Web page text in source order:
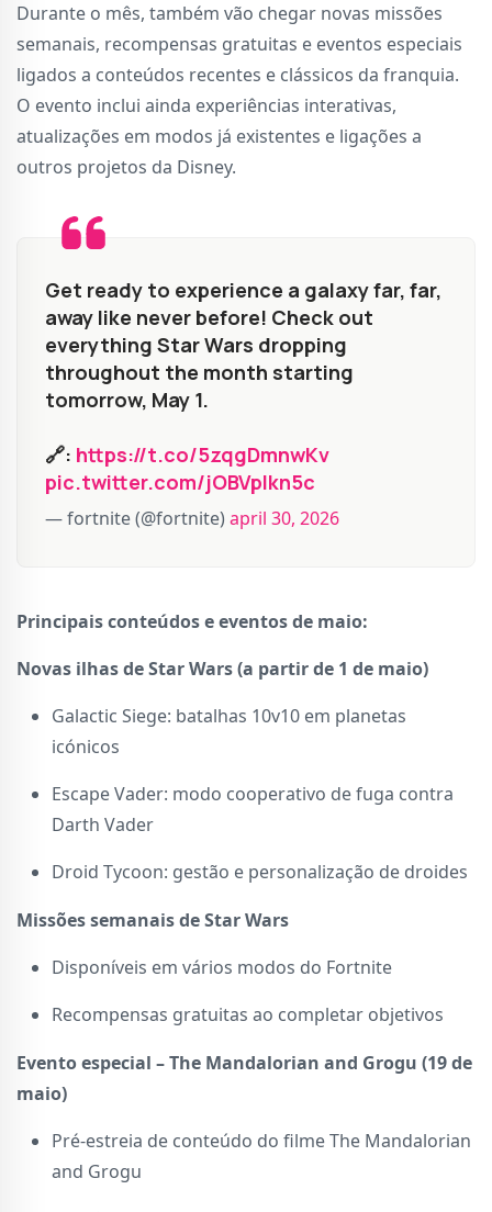
Durante o mês, também vão chegar novas missões
semanais, recompensas gratuitas e eventos especiais
ligados a conteúdos recentes e clássicos da franquia.
O evento inclui ainda experiências interativas,
atualizações em modos já existentes e ligações a
outros projetos da Disney.
Get ready to experience a galaxy far, far,
away like never before! Check out
everything Star Wars dropping
throughout the month starting
tomorrow, May 1.
🔗: https://t.co/5zqgDmnwKv
pic.twitter.com/jOBVpIkn5c
— fortnite (@fortnite) april 30, 2026
Principais conteúdos e eventos de maio:
Novas ilhas de Star Wars (a partir de 1 de maio)
Galactic Siege: batalhas 10v10 em planetas
icónicos
Escape Vader: modo cooperativo de fuga contra
Darth Vader
Droid Tycoon: gestão e personalização de droides
Missões semanais de Star Wars
Disponíveis em vários modos do Fortnite
Recompensas gratuitas ao completar objetivos
Evento especial – The Mandalorian and Grogu (19 de
maio)
Pré-estreia de conteúdo do filme The Mandalorian
and Grogu